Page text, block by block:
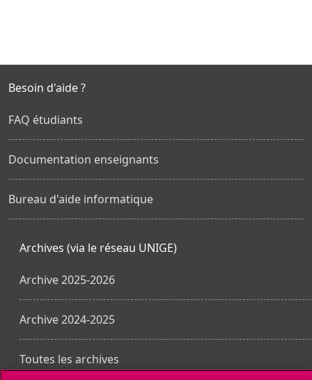
Besoin d'aide ?
FAQ étudiants
Documentation enseignants
Bureau d'aide informatique
Archives (via le réseau UNIGE)
Archive 2025-2026
Archive 2024-2025
Toutes les archives